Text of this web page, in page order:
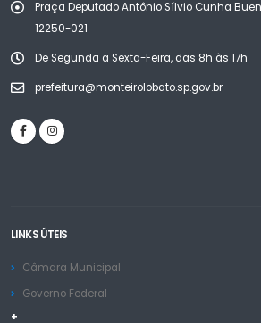
Praça Deputado Antônio Sílvio Cunha
12250-021
De Segunda a Sexta-Feira, das 8h às 17h
prefeitura@monteirolobato.sp.gov.br
LINKS ÚTEIS
Câmara Municipal
Governo Federal
+